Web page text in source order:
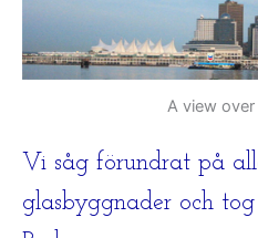
A view
Vi såg förundrat på
glasbyggnader och